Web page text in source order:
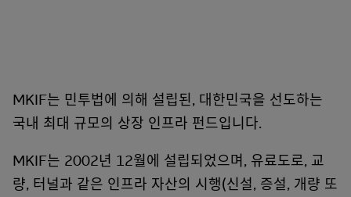
MKIF는 민투법에 의해 설립된, 대한민국을 선도하는
국내 최대 규모의 상장 인프라 펀드입니다.
MKIF는 2002년 12월에 설립되었으며, 유료도로, 교
량, 터널과 같은 인프라 자산의 시행(신설, 증설, 개량 또